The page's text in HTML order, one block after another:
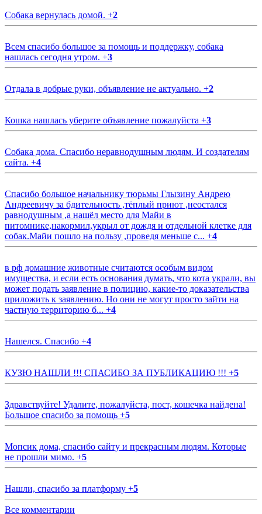
Собака вернулась домой. +2
Всем спасибо большое за помощь и поддержку, собака
нашлась сегодня утром. +3
Отдала в добрые руки, объявление не актуально. +2
Кошка нашлась уберите объявление пожалуйста +3
Собака дома. Спасибо неравнодушным людям. И создателям
сайта. +4
Спасибо большое начальнику тюрьмы Глызину Андрею
Андреевичу за бдительность ,тёплый приют ,неостался
равнодушным ,а нашёл место для Майи в
питомнике,накормил,укрыл от дождя и отдельной клетке для
собак.Майи пошло на пользу ,проведя меньше с... +4
в рф домашние животные считаются особым видом
имущества, и если есть основания думать, что кота украли, вы
может подать заявление в полицию, какие-то доказательства
приложить к заявлению. Но они не могут просто зайти на
частную территорию б... +4
Нашелся. Спасибо +4
КУЗЮ НАШЛИ !!! СПАСИБО ЗА ПУБЛИКАЦИЮ !!! +5
Здравствуйте! Удалите, пожалуйста, пост, кошечка найдена!
Большое спасибо за помощь +5
Мопсик дома, спасибо сайту и прекрасным людям. Которые
не прошли мимо. +5
Нашли, спасибо за платформу +5
Все комментарии